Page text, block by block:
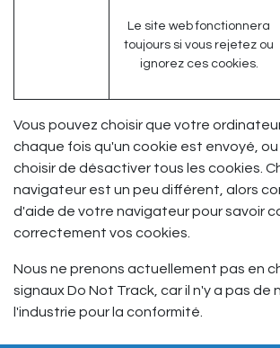
Le site web fonctionnera
toujours si vous rejetez ou
ignorez ces cookies.
Vous pouvez choisir que votre
chaque fois qu'un cookie est envoyé,
choisir de désactiver tous les cookies.
navigateur est un peu différent, alors
d'aide de votre navigateur pour savoir
correctement vos cookies.
Nous ne prenons actuellement pas en
signaux Do Not Track, car il n'y a pas de
l'industrie pour la conformité.